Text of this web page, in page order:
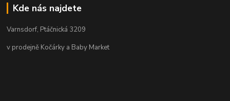
Kde nás najdete
Varnsdorf, Ptáčnická 3209
v prodejně Kočárky a Baby Market